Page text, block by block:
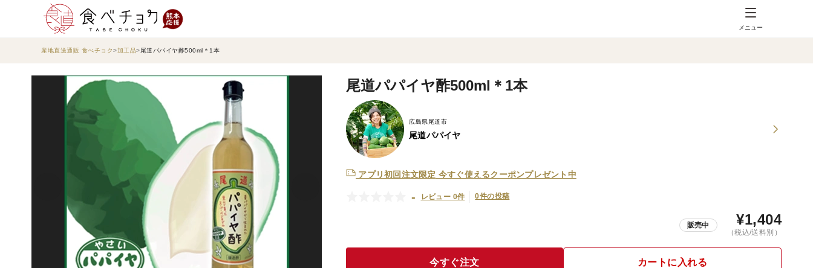
メニュー
産地直送通販 食べチョク 加工品 尾道パパイヤ酢500ml＊1本
尾道パパイヤ酢500ml＊1本
広島県尾道市
尾道パパイヤ
アプリ初回注文限定 今すぐ使えるクーポンプレゼント中
- レビュー 0件 0件の投稿
販売中 ¥1,404
（税込/送料別）
今すぐ注文 カートに入れる